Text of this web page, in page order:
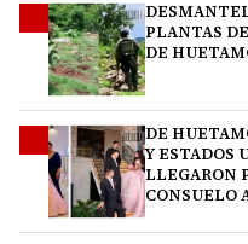
PLANTAS
DE
DE
Y ESTADOS
LLEGARON
CONSUELO